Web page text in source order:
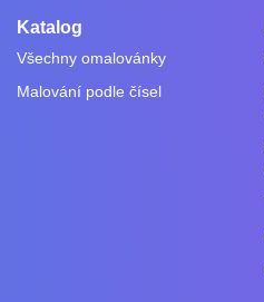
Katalog
Všechny omalovánky
Malování podle čísel